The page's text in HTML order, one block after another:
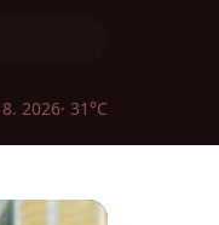
2026· 31°C